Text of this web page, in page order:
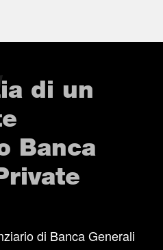
di un
Banca
di Banca Generali